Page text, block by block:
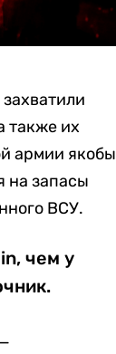
также их
армии якобы
на запасы
ВСУ.
чем у